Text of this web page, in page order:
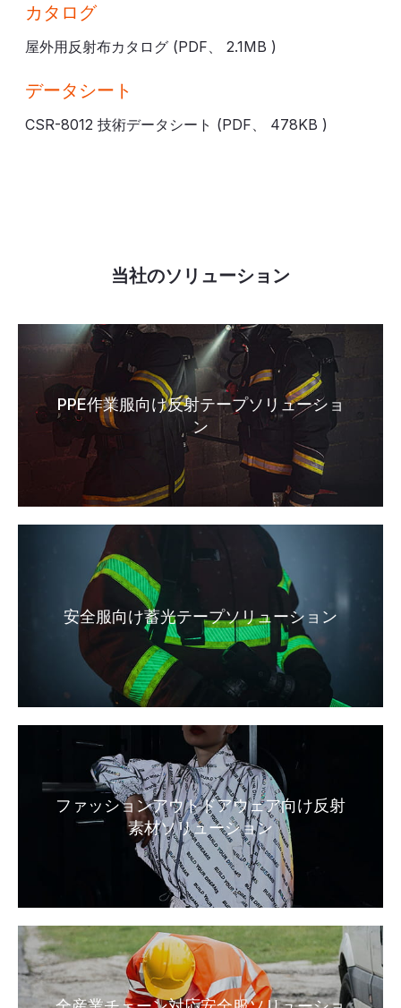
カタログ
屋外用反射布カタログ (PDF、 2.1MB )
データシート
CSR-8012 技術データシート (PDF、 478KB )
当社のソリューション
PPE作業服向け反射テープソリューショ
ン
安全服向け蓄光テープソリューション
ファッションアウトドアウェア向け反射
素材ソリューション